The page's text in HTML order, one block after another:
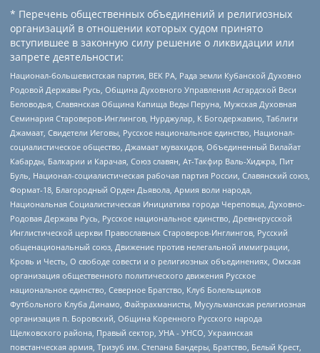
* Перечень общественных объединений и религиозных
организаций в отношении которых судом принято
вступившее в законную силу решение о ликвидации или
запрете деятельности:
Национал-большевистская партия, ВЕК РА, Рада земли Кубанской Духовно
Родовой Державы Русь, Община Духовного Управления Асгардской Веси
Беловодья, Славянская Община Капища Веды Перуна, Мужская Духовная
Семинария Староверов-Инглингов, Нурджулар, К Богодержавию, Таблиги
Джамаат, Свидетели Иеговы, Русское национальное единство, Национал-
социалистическое общество, Джамаат мувахидов, Объединенный Вилайат
Кабарды, Балкарии и Карачая, Союз славян, Ат-Такфир Валь-Хиджра, Пит
Буль, Национал-социалистическая рабочая партия России, Славянский союз,
Формат-18, Благородный Орден Дьявола, Армия воли народа,
Национальная Социалистическая Инициатива города Череповца, Духовно-
Родовая Держава Русь, Русское национальное единство, Древнерусской
Инглистической церкви Православных Староверов-Инглингов, Русский
общенациональный союз, Движение против нелегальной иммиграции,
Кровь и Честь, О свободе совести и о религиозных объединениях, Омская
организация общественного политического движения Русское
национальное единство, Северное Братство, Клуб Болельщиков
Футбольного Клуба Динамо, Файзрахманисты, Мусульманская религиозная
организация п. Боровский, Община Коренного Русского народа
Щелковского района, Правый сектор, УНА - УНСО, Украинская
повстанческая армия, Тризуб им. Степана Бандеры, Братство, Белый Крест,